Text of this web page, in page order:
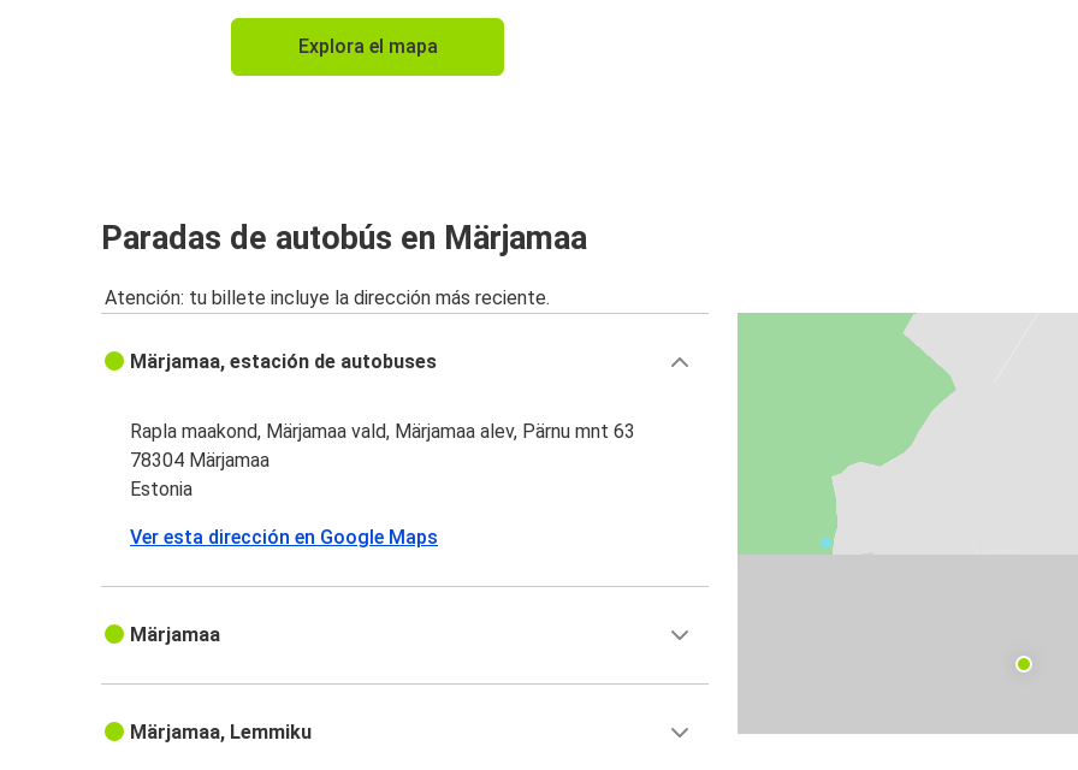
Explora el mapa
Paradas de autobús en Märjamaa
Atención: tu billete incluye la dirección más reciente.
Märjamaa, estación de autobuses
Rapla maakond, Märjamaa vald, Märjamaa alev, Pärnu mnt 63
78304 Märjamaa
Estonia
Ver esta dirección en Google Maps
Märjamaa
Märjamaa, Lemmiku